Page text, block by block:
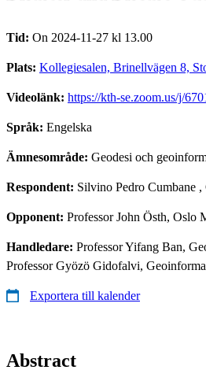
Tid: On 2024-11-27 kl 13.00
Plats: Kollegiesalen, Brinellvägen 8,
Videolänk: https://kth-se.zoom.us/j/
Språk: Engelska
Ämnesområde: Geodesi och
Respondent: Silvino Pedro Cumbane ,
Opponent: Professor John Östh, Oslo
Handledare: Professor Yifang Ban,
Professor Gyözö Gidofalvi,
Exportera till kalender
Abstract